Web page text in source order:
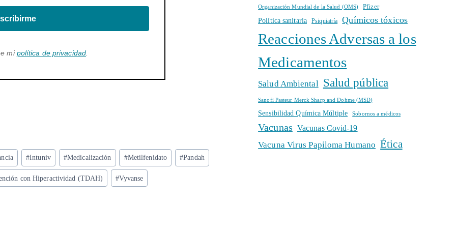
mipolítica de privacidad
#Intuniv #Medicalización #Metilfenidato #Pandah
con Hiperactividad (TDAH) #Vyvanse
Organización Mundial de la Salud (OMS) Pfizer
Política sanitaria Psiquiatría Químicos tóxicos
Reacciones Adversas a los
Medicamentos
Salud Ambiental Salud pública
Sanofi Pasteur Merck Sharp and Dohme (MSD)
Sensibilidad Química Múltiple Sobornos a médicos
Vacunas Vacunas Covid-19
Vacuna Virus Papiloma Humano Ética